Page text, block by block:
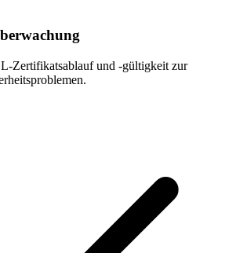
Zertifikatsablauf und -gültigkeit zur